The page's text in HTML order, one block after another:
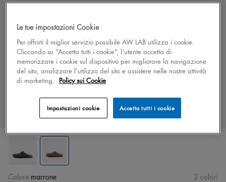
Colore marrone 2 colori
Le tue impostazioni Cookie
Per offrirti il miglior servizio possibile AW LAB utilizza i cookie.
Cliccando su “Accetta tutti i cookie”, l'utente accetta di
memorizzare i cookie sul dispositivo per migliorare la navigazione
del sito, analizzare l'utilizzo del sito e assistere nelle nostre attività
di marketing. Policy sui Cookie
Accetta tutti i cookie
Impostazioni cookie